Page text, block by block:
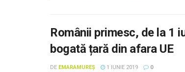
Românii primesc, de la 1
bogată țară din afara UE
DE EMARAMUREȘ 1 IUNIE 2019 0